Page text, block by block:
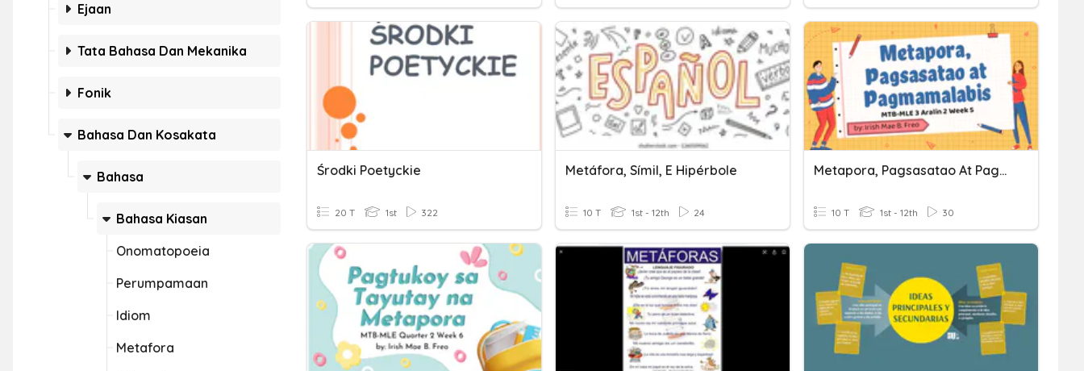
Ejaan
Tata Bahasa Dan Mekanika
Fonik
Bahasa Dan Kosakata
Bahasa
Bahasa Kiasan
Onomatopoeia
Perumpamaan
Idiom
Metafora
Środki Poetyckie
20 T 1st 322
Metáfora, Símil, E Hipérbole
10 T 1st - 12th 24
Metapora, Pagsasatao At Pagmamalabis
10 T 1st - 12th 30